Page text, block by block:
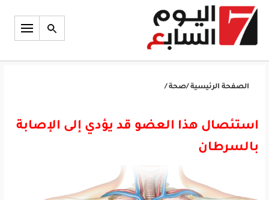
الصفحة الرئيسية /صحة /
استئصال هذا العضو قد يؤدي إلى الإصابة
بالسرطان